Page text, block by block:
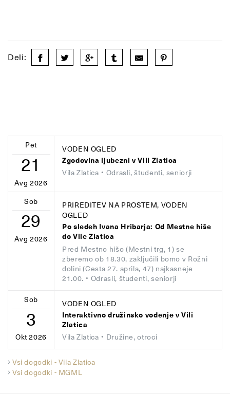
Deli:
Pet
21
Avg 2026
VODEN OGLED
Zgodovina ljubezni v Vili Zlatica
Vila Zlatica • Odrasli, študenti, seniorji
Sob
29
Avg 2026
PRIREDITEV NA PROSTEM, VODEN
OGLED
Po sledeh Ivana Hribarja: Od Mestne hiše
do Vile Zlatica
Pred Mestno hišo (Mestni trg, 1) se
zberemo ob 18.30, zaključili bomo v Rožni
dolini (Cesta 27. aprila, 47) najkasneje
21.00. • Odrasli, študenti, seniorji
Sob
3
Okt 2026
VODEN OGLED
Interaktivno družinsko vodenje v Vili
Zlatica
Vila Zlatica • Družine, otroci
Vsi dogodki - Vila Zlatica
Vsi dogodki - MGML